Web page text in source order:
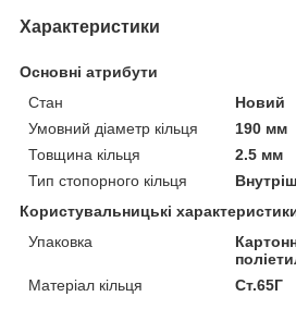
Характеристики
Основні атрибути
Стан
Новий
Умовний діаметр кільця
190 мм
Товщина кільця
2.5 мм
Тип стопорного кільця
Користувальницькі
Упаковка
Матеріал кільця
Ст.65Г